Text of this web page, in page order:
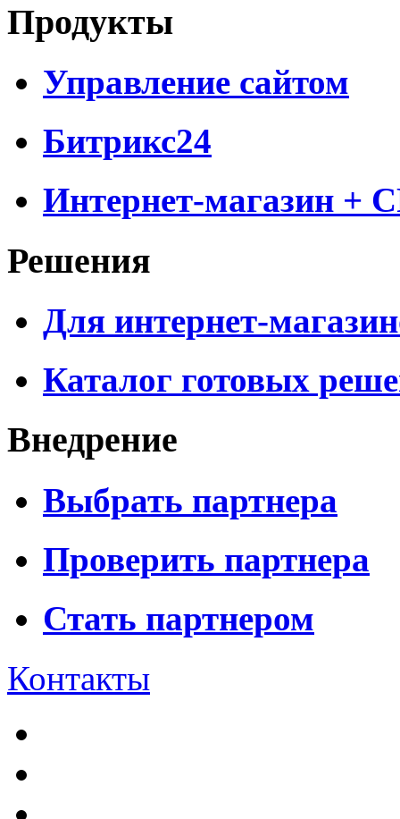
Продукты
Управление сайтом
Битрикс24
Интернет-магазин +
Решения
Для интернет-
Каталог готовых
Внедрение
Выбрать партнера
Проверить партнера
Стать партнером
Контакты